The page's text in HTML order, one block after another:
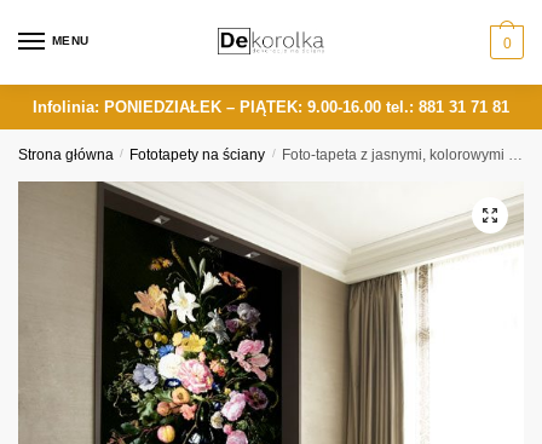
MENU 0
Infolinia: PONIEDZIAŁEK – PIĄTEK: 9.00-16.00 tel.: 881 31 71 81
Strona główna / Fototapety na ściany / Foto-tapeta z jasnymi, kolorowymi kwiatkami